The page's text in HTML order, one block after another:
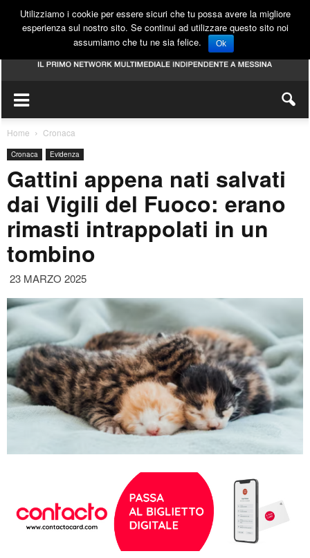
Home Cronaca
Cronaca Evidenza
Gattini appena nati salvati
dai Vigili del Fuoco: erano
rimasti intrappolati in un
tombino
23 MARZO 2025
Utilizziamo i cookie per essere sicuri che tu possa avere la migliore
esperienza sul nostro sito. Se continui ad utilizzare questo sito noi
assumiamo che tu ne sia felice.
Ok